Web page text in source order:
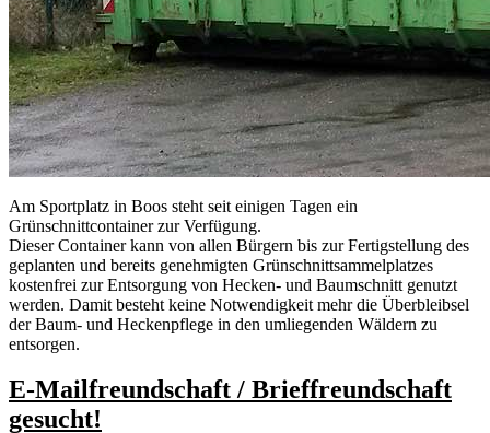
Am Sportplatz in Boos steht seit einigen Tagen ein
Grünschnittcontainer zur Verfügung.
Dieser Container kann von allen Bürgern bis zur Fertigstellung des
geplanten und bereits genehmigten Grünschnittsammelplatzes
kostenfrei zur Entsorgung von Hecken- und Baumschnitt genutzt
werden. Damit besteht keine Notwendigkeit mehr die Überbleibsel
der Baum- und Heckenpflege in den umliegenden Wäldern zu
entsorgen.
E-Mailfreundschaft / Brieffreundschaft
gesucht!